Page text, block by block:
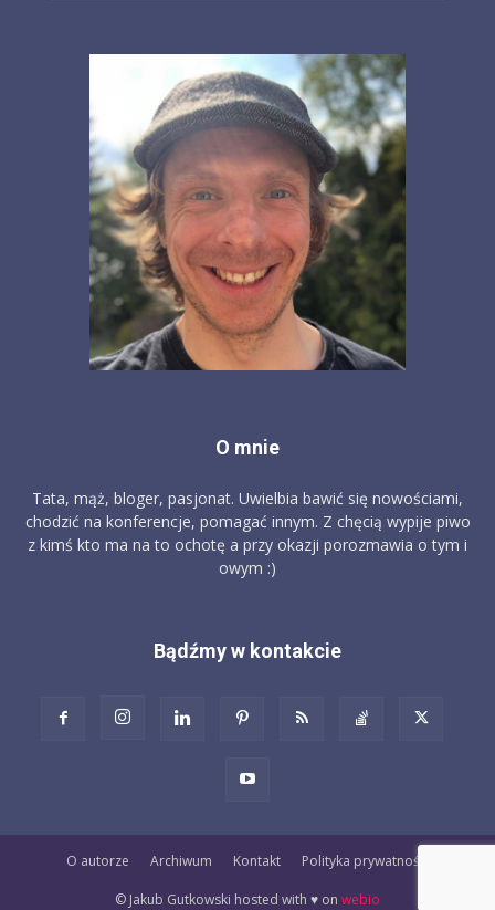
O mnie
Tata, mąż, bloger, pasjonat. Uwielbia bawić się nowościami,
chodzić na konferencje, pomagać innym. Z chęcią wypije piwo
z kimś kto ma na to ochotę a przy okazji porozmawia o tym i
owym :)
Bądźmy w kontakcie
O autorze Archiwum Kontakt Polityka prywatności
© Jakub Gutkowski hosted with ♥️ on webio